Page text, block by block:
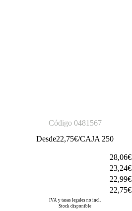
Código 0481567
Desde22,75€/CAJA 250
28,06€
23,24€
22,99€
22,75€
IVA y tasas legales no incl.
Stock disponible